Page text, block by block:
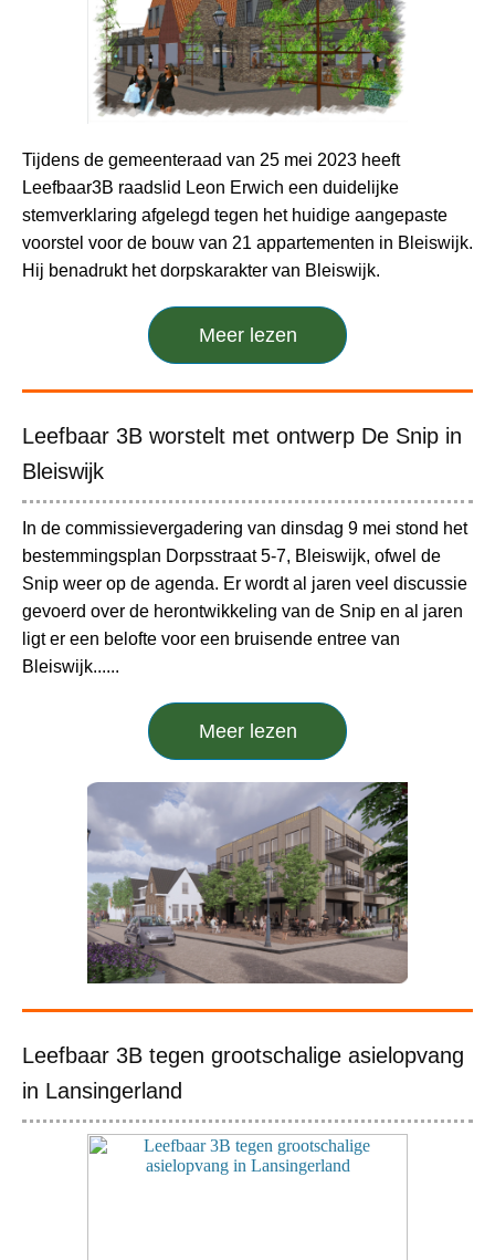
Tijdens de gemeenteraad van 25 mei 2023 heeft
Leefbaar3B raadslid Leon Erwich een duidelijke
stemverklaring afgelegd tegen het huidige aangepaste
voorstel voor de bouw van 21 appartementen in Bleiswijk.
Hij benadrukt het dorpskarakter van Bleiswijk.
Meer lezen
Leefbaar 3B worstelt met ontwerp De Snip in
Bleiswijk
In de commissievergadering van dinsdag 9 mei stond het
bestemmingsplan Dorpsstraat 5-7, Bleiswijk, ofwel de
Snip weer op de agenda. Er wordt al jaren veel discussie
gevoerd over de herontwikkeling van de Snip en al jaren
ligt er een belofte voor een bruisende entree van
Bleiswijk......
Meer lezen
Leefbaar 3B tegen grootschalige asielopvang
in Lansingerland